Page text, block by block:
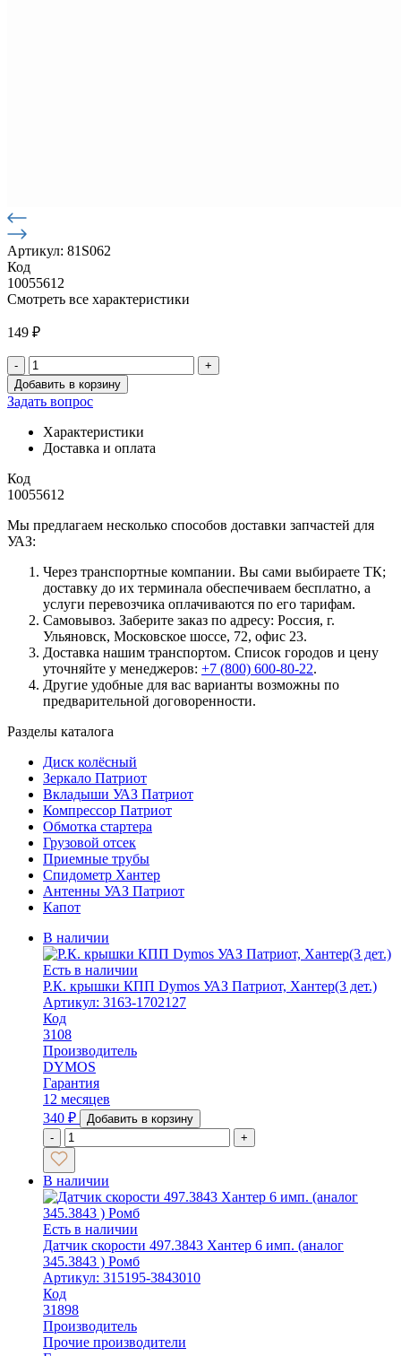
Артикул: 81S062
Код
10055612
Смотреть все характеристики
149 ₽
- +
Количество
товара
Уплотнитель
ворот
фургонов
типов
062V
30м)
черный
Добавить в корзину
Задать вопрос
Характеристики
Доставка и оплата
Код
10055612
Мы предлагаем несколько способов доставки запчастей для
УАЗ:
Через транспортные компании. Вы сами выбираете ТК;
доставку до их терминала обеспечиваем бесплатно, а
услуги перевозчика оплачиваются по его тарифам.
Самовывоз. Заберите заказ по адресу: Россия, г.
Ульяновск, Московское шоссе, 72, офис 23.
Доставка нашим транспортом. Список городов и цену
уточняйте у менеджеров: +7 (800) 600-80-22.
Другие удобные для вас варианты возможны по
предварительной договоренности.
Разделы каталога
Диск колёсный
Зеркало Патриот
Вкладыши УАЗ Патриот
Компрессор Патриот
Обмотка стартера
Грузовой отсек
Приемные трубы
Спидометр Хантер
Антенны УАЗ Патриот
Капот
В наличии
Есть в наличии
Р.К. крышки КПП Dymos УАЗ Патриот, Хантер(3 дет.)
Артикул: 3163-1702127
Код
3108
Производитель
DYMOS
Гарантия
12 месяцев
340 ₽
Добавить в корзину
-
+
В наличии
Есть в наличии
Датчик скорости 497.3843 Хантер 6 имп. (аналог
345.3843 ) Ромб
Артикул: 315195-3843010
Код
31898
Производитель
Прочие производители